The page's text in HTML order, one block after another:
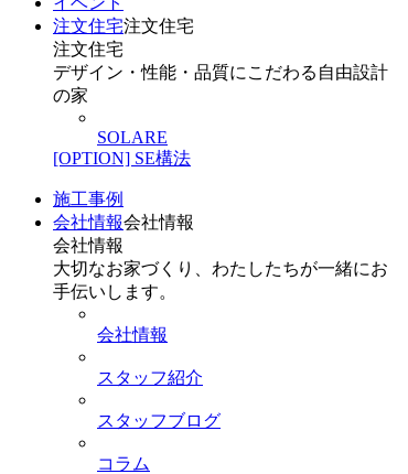
注文住宅注文住宅
注文住宅
デザイン・性能・品質にこだわる自由設計
の家
SOLARE
[OPTION] SE構法
施工事例
会社情報会社情報
会社情報
大切なお家づくり、わたしたちが一緒にお
手伝いします。
会社情報
スタッフ紹介
スタッフブログ
コラム